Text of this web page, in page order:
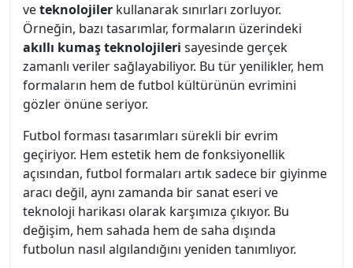
veteknolojiler kullanarak sınırları zorluyor.
Örneğin, bazı tasarımlar, formaların üzerindeki
akıllı kumaş teknolojileri sayesinde gerçek
zamanlı veriler sağlayabiliyor. Bu tür yenilikler, hem
formaların hem de futbol kültürünün evrimini
gözler önüne seriyor.
Futbol forması tasarımları sürekli bir evrim
geçiriyor. Hem estetik hem de fonksiyonellik
açısından, futbol formaları artık sadece bir giyinme
aracı değil, aynı zamanda bir sanat eseri ve
teknoloji harikası olarak karşımıza çıkıyor. Bu
değişim, hem sahada hem de saha dışında
futbolun nasıl algılandığını yeniden tanımlıyor.